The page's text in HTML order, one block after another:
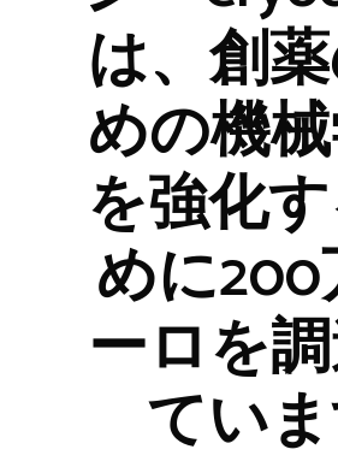
は、創
めの機
を強化
めに
ーロを
てい